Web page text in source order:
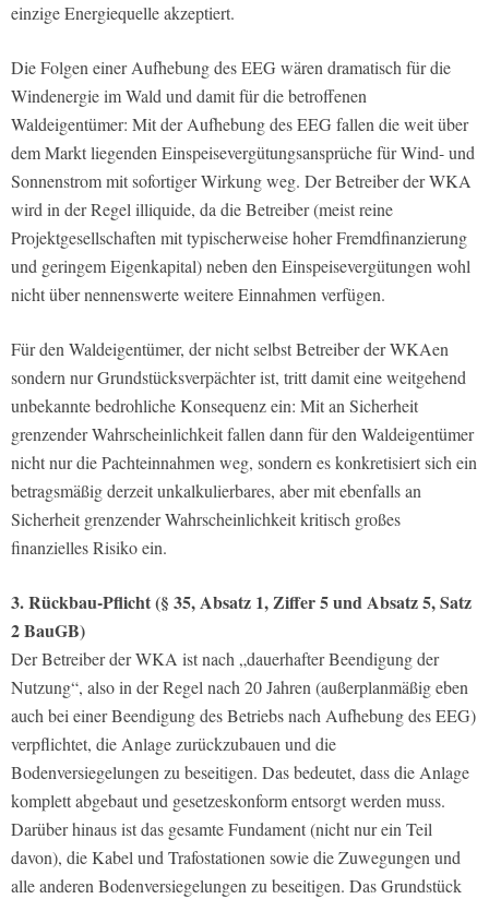
einzige Energiequelle akzeptiert.
Die Folgen einer Aufhebung des EEG wären dramatisch für die
Windenergie im Wald und damit für die betroffenen
Waldeigentümer: Mit der Aufhebung des EEG fallen die weit über
dem Markt liegenden Einspeisevergütungsansprüche für Wind- und
Sonnenstrom mit sofortiger Wirkung weg. Der Betreiber der WKA
wird in der Regel illiquide, da die Betreiber (meist reine
Projektgesellschaften mit typischerweise hoher Fremdfinanzierung
und geringem Eigenkapital) neben den Einspeisevergütungen wohl
nicht über nennenswerte weitere Einnahmen verfügen.
Für den Waldeigentümer, der nicht selbst Betreiber der WKAen
sondern nur Grundstücksverpächter ist, tritt damit eine weitgehend
unbekannte bedrohliche Konsequenz ein: Mit an Sicherheit
grenzender Wahrscheinlichkeit fallen dann für den Waldeigentümer
nicht nur die Pachteinnahmen weg, sondern es konkretisiert sich ein
betragsmäßig derzeit unkalkulierbares, aber mit ebenfalls an
Sicherheit grenzender Wahrscheinlichkeit kritisch großes
finanzielles Risiko ein.
3. Rückbau-Pflicht (§ 35, Absatz 1, Ziffer 5 und Absatz 5, Satz
2 BauGB)
Der Betreiber der WKA ist nach „dauerhafter Beendigung der
Nutzung“, also in der Regel nach 20 Jahren (außerplanmäßig eben
auch bei einer Beendigung des Betriebs nach Aufhebung des EEG)
verpflichtet, die Anlage zurückzubauen und die
Bodenversiegelungen zu beseitigen. Das bedeutet, dass die Anlage
komplett abgebaut und gesetzeskonform entsorgt werden muss.
Darüber hinaus ist das gesamte Fundament (nicht nur ein Teil
davon), die Kabel und Trafostationen sowie die Zuwegungen und
alle anderen Bodenversiegelungen zu beseitigen. Das Grundstück